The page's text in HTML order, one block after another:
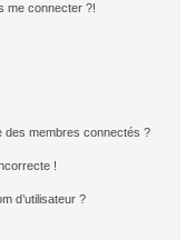
me connecter ?!
des membres connectés ?
!
d’utilisateur ?